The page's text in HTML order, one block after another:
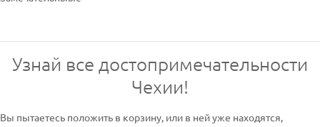
Узнай все достопримечательности
Чехии!
Вы пытаетесь положить в корзину, или в ней уже находятся,